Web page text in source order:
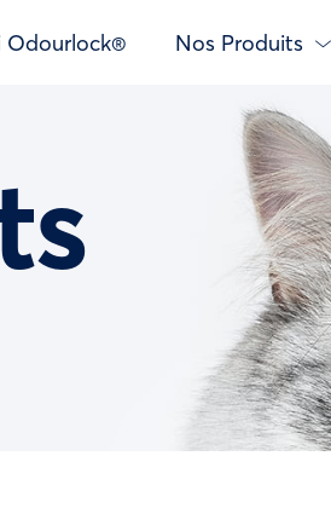
Odourlock® Nos Produits